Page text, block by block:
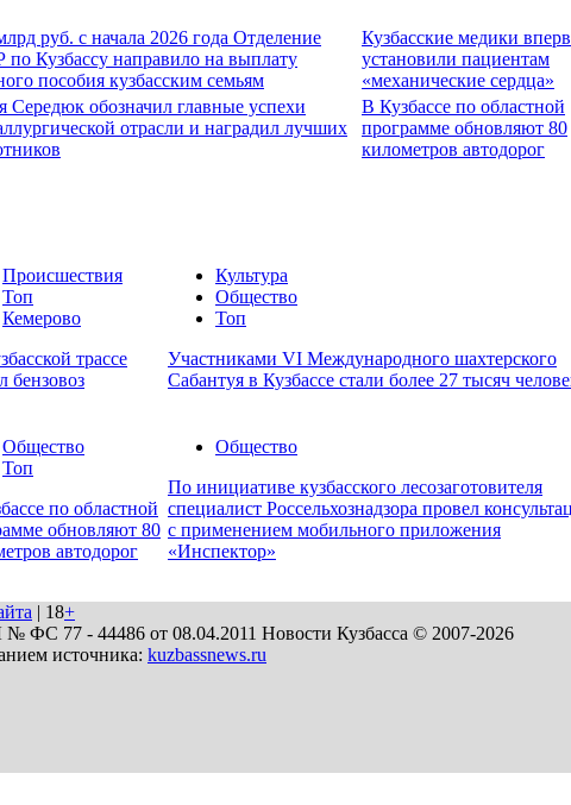
руб. с начала 2026 года Отделение
Кузбассу направило на выплату
пособия кузбасским семьям
Кузбасские медики
установили пациентам
«механические сердца»
Середюк обозначил главные успехи
отрасли и наградил лучших
В Кузбассе по областной
программе обновляют 80
километров автодорог
Происшествия
Топ
Кемерово
трассе
бензовоз
Культура
Общество
Топ
Участниками VI Международного шахтерского
Сабантуя в Кузбассе стали более 27 тысяч
Общество
Топ
по областной
обновляют 80
автодорог
Общество
По инициативе кузбасского лесозаготовителя
специалист Россельхознадзора провел
с применением мобильного приложения
«Инспектор»
| 18+
77 - 44486 от 08.04.2011 Новости Кузбасса © 2007-2026
источника: kuzbassnews.ru